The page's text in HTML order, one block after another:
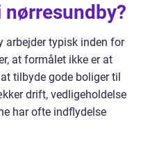
arbejder typisk inden for
at formålet ikke er at
tilbyde gode boliger til
drift, vedligeholdelse
har ofte indflydelse